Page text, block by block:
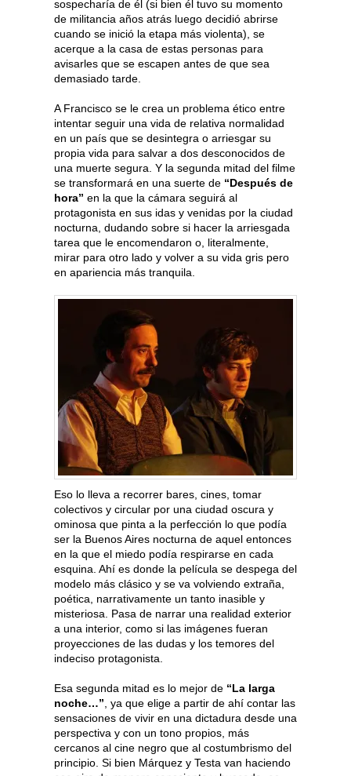
sospecharía de él (si bien él tuvo su momento
de militancia años atrás luego decidió abrirse
cuando se inició la etapa más violenta), se
acerque a la casa de estas personas para
avisarles que se escapen antes de que sea
demasiado tarde.
A Francisco se le crea un problema ético entre
intentar seguir una vida de relativa normalidad
en un país que se desintegra o arriesgar su
propia vida para salvar a dos desconocidos de
una muerte segura. Y la segunda mitad del filme
se transformará en una suerte de “Después de
hora” en la que la cámara seguirá al
protagonista en sus idas y venidas por la ciudad
nocturna, dudando sobre si hacer la arriesgada
tarea que le encomendaron o, literalmente,
mirar para otro lado y volver a su vida gris pero
en apariencia más tranquila.
Eso lo lleva a recorrer bares, cines, tomar
colectivos y circular por una ciudad oscura y
ominosa que pinta a la perfección lo que podía
ser la Buenos Aires nocturna de aquel entonces
en la que el miedo podía respirarse en cada
esquina. Ahí es donde la película se despega del
modelo más clásico y se va volviendo extraña,
poética, narrativamente un tanto inasible y
misteriosa. Pasa de narrar una realidad exterior
a una interior, como si las imágenes fueran
proyecciones de las dudas y los temores del
indeciso protagonista.
Esa segunda mitad es lo mejor de “La larga
noche…”, ya que elige a partir de ahí contar las
sensaciones de vivir en una dictadura desde una
perspectiva y con un tono propios, más
cercanos al cine negro que al costumbrismo del
principio. Si bien Márquez y Testa van haciendo